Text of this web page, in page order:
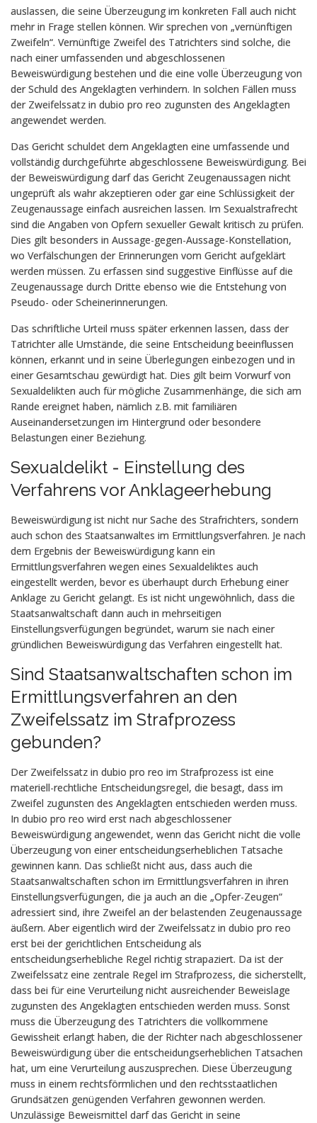
auslassen, die seine Überzeugung im konkreten Fall auch nicht
mehr in Frage stellen können. Wir sprechen von „vernünftigen
Zweifeln“. Vernünftige Zweifel des Tatrichters sind solche, die
nach einer umfassenden und abgeschlossenen
Beweiswürdigung bestehen und die eine volle Überzeugung von
der Schuld des Angeklagten verhindern. In solchen Fällen muss
der Zweifelssatz in dubio pro reo zugunsten des Angeklagten
angewendet werden.
Das Gericht schuldet dem Angeklagten eine umfassende und
vollständig durchgeführte abgeschlossene Beweiswürdigung. Bei
der Beweiswürdigung darf das Gericht Zeugenaussagen nicht
ungeprüft als wahr akzeptieren oder gar eine Schlüssigkeit der
Zeugenaussage einfach ausreichen lassen. Im Sexualstrafrecht
sind die Angaben von Opfern sexueller Gewalt kritisch zu prüfen.
Dies gilt besonders in Aussage-gegen-Aussage-Konstellation,
wo Verfälschungen der Erinnerungen vom Gericht aufgeklärt
werden müssen. Zu erfassen sind suggestive Einflüsse auf die
Zeugenaussage durch Dritte ebenso wie die Entstehung von
Pseudo- oder Scheinerinnerungen.
Das schriftliche Urteil muss später erkennen lassen, dass der
Tatrichter alle Umstände, die seine Entscheidung beeinflussen
können, erkannt und in seine Überlegungen einbezogen und in
einer Gesamtschau gewürdigt hat. Dies gilt beim Vorwurf von
Sexualdelikten auch für mögliche Zusammenhänge, die sich am
Rande ereignet haben, nämlich z.B. mit familiären
Auseinandersetzungen im Hintergrund oder besondere
Belastungen einer Beziehung.
Sexualdelikt - Einstellung des
Verfahrens vor Anklageerhebung
Beweiswürdigung ist nicht nur Sache des Strafrichters, sondern
auch schon des Staatsanwaltes im Ermittlungsverfahren. Je nach
dem Ergebnis der Beweiswürdigung kann ein
Ermittlungsverfahren wegen eines Sexualdeliktes auch
eingestellt werden, bevor es überhaupt durch Erhebung einer
Anklage zu Gericht gelangt. Es ist nicht ungewöhnlich, dass die
Staatsanwaltschaft dann auch in mehrseitigen
Einstellungsverfügungen begründet, warum sie nach einer
gründlichen Beweiswürdigung das Verfahren eingestellt hat.
Sind Staatsanwaltschaften schon im
Ermittlungsverfahren an den
Zweifelssatz im Strafprozess
gebunden?
Der Zweifelssatz in dubio pro reo im Strafprozess ist eine
materiell-rechtliche Entscheidungsregel, die besagt, dass im
Zweifel zugunsten des Angeklagten entschieden werden muss.
In dubio pro reo wird erst nach abgeschlossener
Beweiswürdigung angewendet, wenn das Gericht nicht die volle
Überzeugung von einer entscheidungserheblichen Tatsache
gewinnen kann. Das schließt nicht aus, dass auch die
Staatsanwaltschaften schon im Ermittlungsverfahren in ihren
Einstellungsverfügungen, die ja auch an die „Opfer-Zeugen“
adressiert sind, ihre Zweifel an der belastenden Zeugenaussage
äußern. Aber eigentlich wird der Zweifelssatz in dubio pro reo
erst bei der gerichtlichen Entscheidung als
entscheidungserhebliche Regel richtig strapaziert. Da ist der
Zweifelssatz eine zentrale Regel im Strafprozess, die sicherstellt,
dass bei für eine Verurteilung nicht ausreichender Beweislage
zugunsten des Angeklagten entschieden werden muss. Sonst
muss die Überzeugung des Tatrichters die vollkommene
Gewissheit erlangt haben, die der Richter nach abgeschlossener
Beweiswürdigung über die entscheidungserheblichen Tatsachen
hat, um eine Verurteilung auszusprechen. Diese Überzeugung
muss in einem rechtsförmlichen und den rechtsstaatlichen
Grundsätzen genügenden Verfahren gewonnen werden.
Unzulässige Beweismittel darf das Gericht in seine